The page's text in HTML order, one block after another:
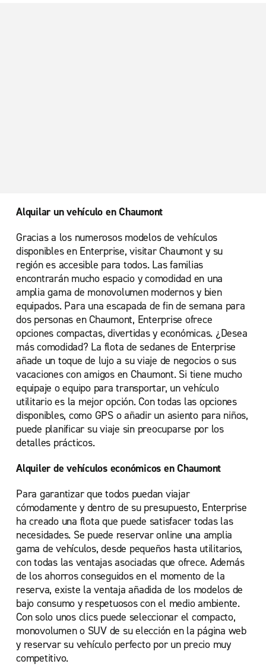
Alquilar un vehículo en Chaumont
Gracias a los numerosos modelos de vehículos
disponibles en Enterprise, visitar Chaumont y su
región es accesible para todos. Las familias
encontrarán mucho espacio y comodidad en una
amplia gama de monovolumen modernos y bien
equipados. Para una escapada de fin de semana para
dos personas en Chaumont, Enterprise ofrece
opciones compactas, divertidas y económicas. ¿Desea
más comodidad? La flota de sedanes de Enterprise
añade un toque de lujo a su viaje de negocios o sus
vacaciones con amigos en Chaumont. Si tiene mucho
equipaje o equipo para transportar, un vehículo
utilitario es la mejor opción. Con todas las opciones
disponibles, como GPS o añadir un asiento para niños,
puede planificar su viaje sin preocuparse por los
detalles prácticos.
Alquiler de vehículos económicos en Chaumont
Para garantizar que todos puedan viajar
cómodamente y dentro de su presupuesto, Enterprise
ha creado una flota que puede satisfacer todas las
necesidades. Se puede reservar online una amplia
gama de vehículos, desde pequeños hasta utilitarios,
con todas las ventajas asociadas que ofrece. Además
de los ahorros conseguidos en el momento de la
reserva, existe la ventaja añadida de los modelos de
bajo consumo y respetuosos con el medio ambiente.
Con solo unos clics puede seleccionar el compacto,
monovolumen o SUV de su elección en la página web
y reservar su vehículo perfecto por un precio muy
competitivo.